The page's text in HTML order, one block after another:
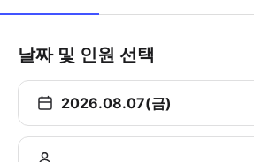
날짜 및 인원 선택
2026.08.07(금)